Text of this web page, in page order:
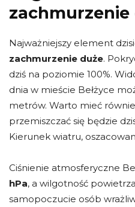
zachmurzenie
Najważniejszy element
zachmurzenie duże.
dziś na poziomie 100%.
dnia w mieście Bełżyce
metrów. Warto mieć
przemiszczać się będzie
Kierunek wiatru,
Ciśnienie atmosferyczne
hPa, a wilgotność
samopoczucie osób